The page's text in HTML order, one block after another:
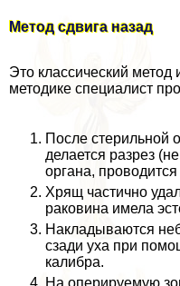
Метод сдвига назад
Это классический
методике специалист
После стерильной
делается разрез
органа,
Хрящ частично
paковина имела
Накладываются
сзади уха при
калибра.